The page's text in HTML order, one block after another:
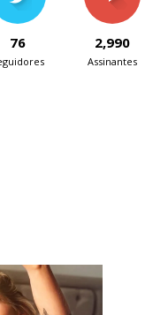
76 2,990
Assinantes